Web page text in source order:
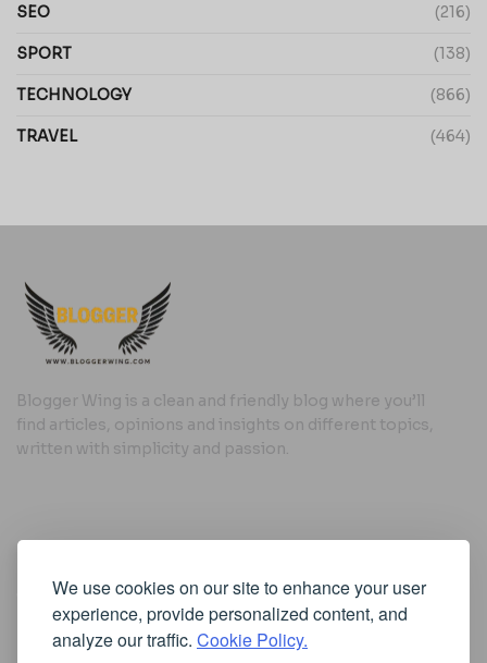
We use cookies on our site to enhance your user
experience, provide personalized content, and
analyze our traffic. Cookie Policy.
SEO (216)
SPORT (138)
TECHNOLOGY (866)
TRAVEL (464)
Blogger Wing is a clean and friendly blog where you’ll
find articles, opinions and insights on different topics,
written with simplicity and passion.
Cookie Policy
Privacy Policy